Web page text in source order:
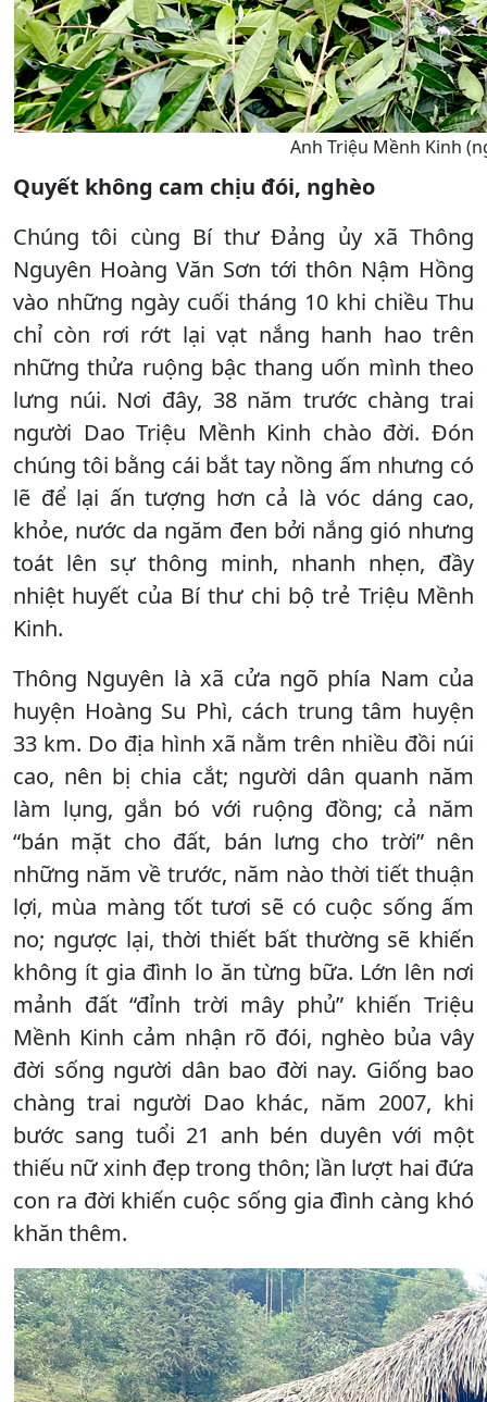
Anh Triệu Mềnh Kinh
Quyết không cam chịu đói, nghèo
Chúng tôi cùng Bí thư Đảng ủy xã Thông
Nguyên Hoàng Văn Sơn tới thôn Nậm Hồng
vào những ngày cuối tháng 10 khi chiều Thu
chỉ còn rơi rớt lại vạt nắng hanh hao trên
những thửa ruộng bậc thang uốn mình theo
lưng núi. Nơi đây, 38 năm trước chàng trai
người Dao Triệu Mềnh Kinh chào đời. Đón
chúng tôi bằng cái bắt tay nồng ấm nhưng có
lẽ để lại ấn tượng hơn cả là vóc dáng cao,
khỏe, nước da ngăm đen bởi nắng gió nhưng
toát lên sự thông minh, nhanh nhẹn, đầy
nhiệt huyết của Bí thư chi bộ trẻ Triệu Mềnh
Kinh.
Thông Nguyên là xã cửa ngõ phía Nam của
huyện Hoàng Su Phì, cách trung tâm huyện
33 km. Do địa hình xã nằm trên nhiều đồi núi
cao, nên bị chia cắt; người dân quanh năm
làm lụng, gắn bó với ruộng đồng; cả năm
“bán mặt cho đất, bán lưng cho trời” nên
những năm về trước, năm nào thời tiết thuận
lợi, mùa màng tốt tươi sẽ có cuộc sống ấm
no; ngược lại, thời thiết bất thường sẽ khiến
không ít gia đình lo ăn từng bữa. Lớn lên nơi
mảnh đất “đỉnh trời mây phủ” khiến Triệu
Mềnh Kinh cảm nhận rõ đói, nghèo bủa vây
đời sống người dân bao đời nay. Giống bao
chàng trai người Dao khác, năm 2007, khi
bước sang tuổi 21 anh bén duyên với một
thiếu nữ xinh đẹp trong thôn; lần lượt hai đứa
con ra đời khiến cuộc sống gia đình càng khó
khăn thêm.